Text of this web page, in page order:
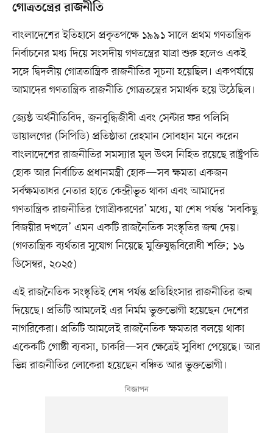
গোত্রতন্ত্রের রাজনীতি
বাংলাদেশের ইতিহাসে প্রকৃতপক্ষে ১৯৯১ সালে প্রথম গণতান্ত্রিক
নির্বাচনের মধ্য দিয়ে সংসদীয় গণতন্ত্রের যাত্রা শুরু হলেও একই
সঙ্গে দ্বিদলীয় গোত্রতান্ত্রিক রাজনীতির সূচনা হয়েছিল। একপর্যায়ে
আমাদের গণতান্ত্রিক রাজনীতি গোত্রতন্ত্রের সমার্থক হয়ে উঠেছিল।
জ্যেষ্ঠ অর্থনীতিবিদ, জনবুদ্ধিজীবী এবং সেন্টার ফর পলিসি
ডায়ালগের (সিপিডি) প্রতিষ্ঠাতা রেহমান সোবহান মনে করেন
বাংলাদেশের রাজনীতির সমস্যার মূল উৎস নিহিত রয়েছে রাষ্ট্রপতি
হোক আর নির্বাচিত প্রধানমন্ত্রী হোক—সব ক্ষমতা একজন
সর্বক্ষমতাধর নেতার হাতে কেন্দ্রীভূত থাকা এবং আমাদের
গণতান্ত্রিক রাজনীতির ‘গোত্রীকরণের’ মধ্যে, যা শেষ পর্যন্ত ‘সবকিছু
বিজয়ীর দখলে’ এমন একটি রাজনৈতিক সংস্কৃতির জন্ম দেয়।
(গণতান্ত্রিক ব্যর্থতার সুযোগ নিয়েছে মুক্তিযুদ্ধবিরোধী শক্তি; ১৬
ডিসেম্বর, ২০২৫)
এই রাজনৈতিক সংস্কৃতিই শেষ পর্যন্ত প্রতিহিংসার রাজনীতির জন্ম
দিয়েছে। প্রতিটি আমলেই এর নির্মম ভুক্তভোগী হয়েছেন দেশের
নাগরিকেরা। প্রতিটি আমলেই রাজনৈতিক ক্ষমতার বলয়ে থাকা
একেকটি গোষ্ঠী ব্যবসা, চাকরি—সব ক্ষেত্রেই সুবিধা পেয়েছে। আর
ভিন্ন রাজনীতির লোকেরা হয়েছেন বঞ্চিত আর ভুক্তভোগী।